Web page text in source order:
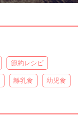
節約レシピ
離乳食 幼児食